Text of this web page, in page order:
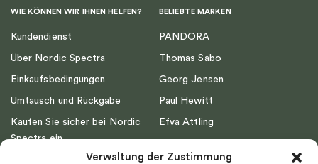
Verwaltung der Zustimmung
WIE KÖNNEN WIR IHNEN HELFEN?
Kundendienst
Über Nordic Spectra
Einkaufsbedingungen
Umtausch und Rückgabe
Kaufen Sie sicher bei Nordic
Spectra ein
BELIEBTE MARKEN
PANDORA
Thomas Sabo
Georg Jensen
Paul Hewitt
Efva Attling